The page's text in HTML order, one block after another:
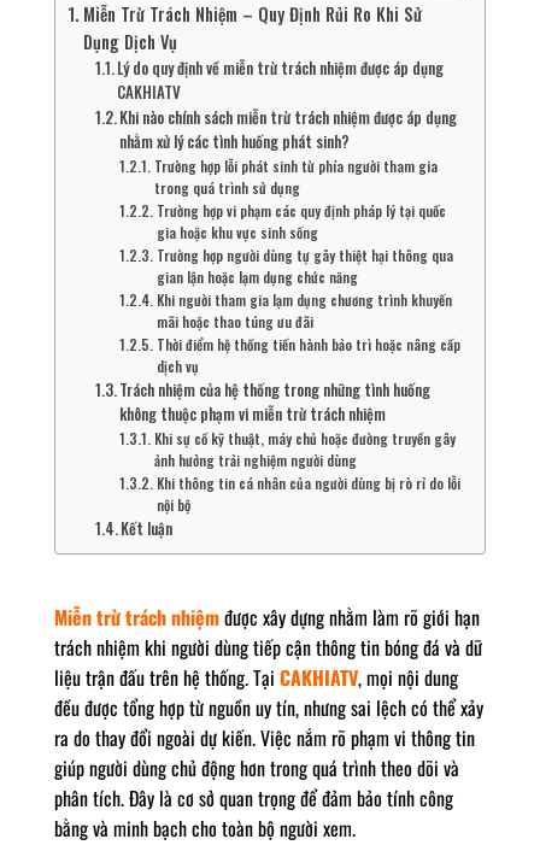
Miễn Trừ Trách Nhiệm – Quy Định Rủi Ro Khi Sử
Dụng Dịch Vụ
Lý do quy định về miễn trừ trách nhiệm được áp dụng
CAKHIATV
Khi nào chính sách miễn trừ trách nhiệm được áp dụng
nhằm xử lý các tình huống phát sinh?
Trường hợp lỗi phát sinh từ phía người tham gia
trong quá trình sử dụng
Trường hợp vi phạm các quy định pháp lý tại quốc
gia hoặc khu vực sinh sống
Trường hợp người dùng tự gây thiệt hại thông qua
gian lận hoặc lạm dụng chức năng
Khi người tham gia lạm dụng chương trình khuyến
mãi hoặc thao túng ưu đãi
Thời điểm hệ thống tiến hành bảo trì hoặc nâng cấp
dịch vụ
Trách nhiệm của hệ thống trong những tình huống
không thuộc phạm vi miễn trừ trách nhiệm
Khi sự cố kỹ thuật, máy chủ hoặc đường truyền gây
ảnh hưởng trải nghiệm người dùng
Khi thông tin cá nhân của người dùng bị rò rỉ do lỗi
nội bộ
Kết luận
Miễn trừ trách nhiệmđược xây dựng nhằm làm rõ giới hạn
trách nhiệm khi người dùng tiếp cận thông tin bóng đá và dữ
liệu trận đấu trên hệ thống. Tại CAKHIATV, mọi nội dung
đều được tổng hợp từ nguồn uy tín, nhưng sai lệch có thể xảy
ra do thay đổi ngoài dự kiến. Việc nắm rõ phạm vi thông tin
giúp người dùng chủ động hơn trong quá trình theo dõi và
phân tích. Đây là cơ sở quan trọng để đảm bảo tính công
bằng và minh bạch cho toàn bộ người xem.